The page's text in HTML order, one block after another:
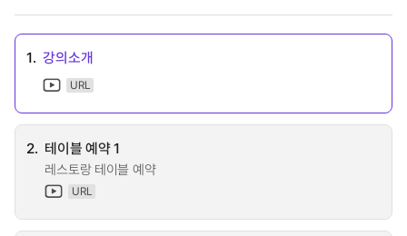
1. 강의소개
URL
2. 테이블 예약 1
레스토랑 테이블 예약
URL